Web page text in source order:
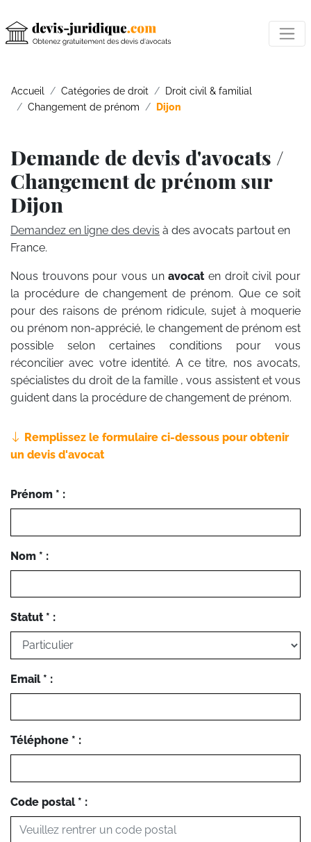
Accueil Catégories de droit
Droit civil & familial
Changement de prénom
Dijon
Demande de devis d'avocats /
Changement de prénom sur
Dijon
Demandez en ligne des devis à des avocats partout en
France.
Nous trouvons pour vous unavocaten droit civil pour
la procédure de changement de prénom. Que ce soit
pour des raisons de prénom ridicule, sujet à moquerie
ou prénom non-apprécié, le changement de prénom est
possible selon certaines conditions pour vous
réconcilier avec votre identité. A ce titre, nos avocats,
spécialistes du droit de la famille , vous assistent et vous
guident dans la procédure de changement de prénom.
Remplissez le formulaire ci-dessous pour obtenir
un devis d'avocat
Prénom * :
Nom * :
Statut * :
Email * :
Téléphone * :
Code postal * :